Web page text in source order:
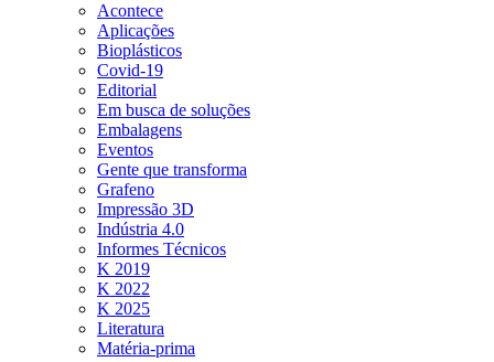
Acontece
Aplicações
Bioplásticos
Covid-19
Editorial
Em busca de soluções
Embalagens
Eventos
Gente que transforma
Grafeno
Impressão 3D
Indústria 4.0
Informes Técnicos
K 2019
K 2022
K 2025
Literatura
Matéria-prima